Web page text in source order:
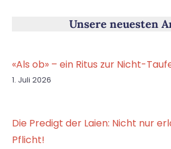
Unsere neuesten
«Als ob» – ein Ritus zur Nicht-
1. Juli 2026
Die Predigt der Laien: Nicht nur
Pflicht!